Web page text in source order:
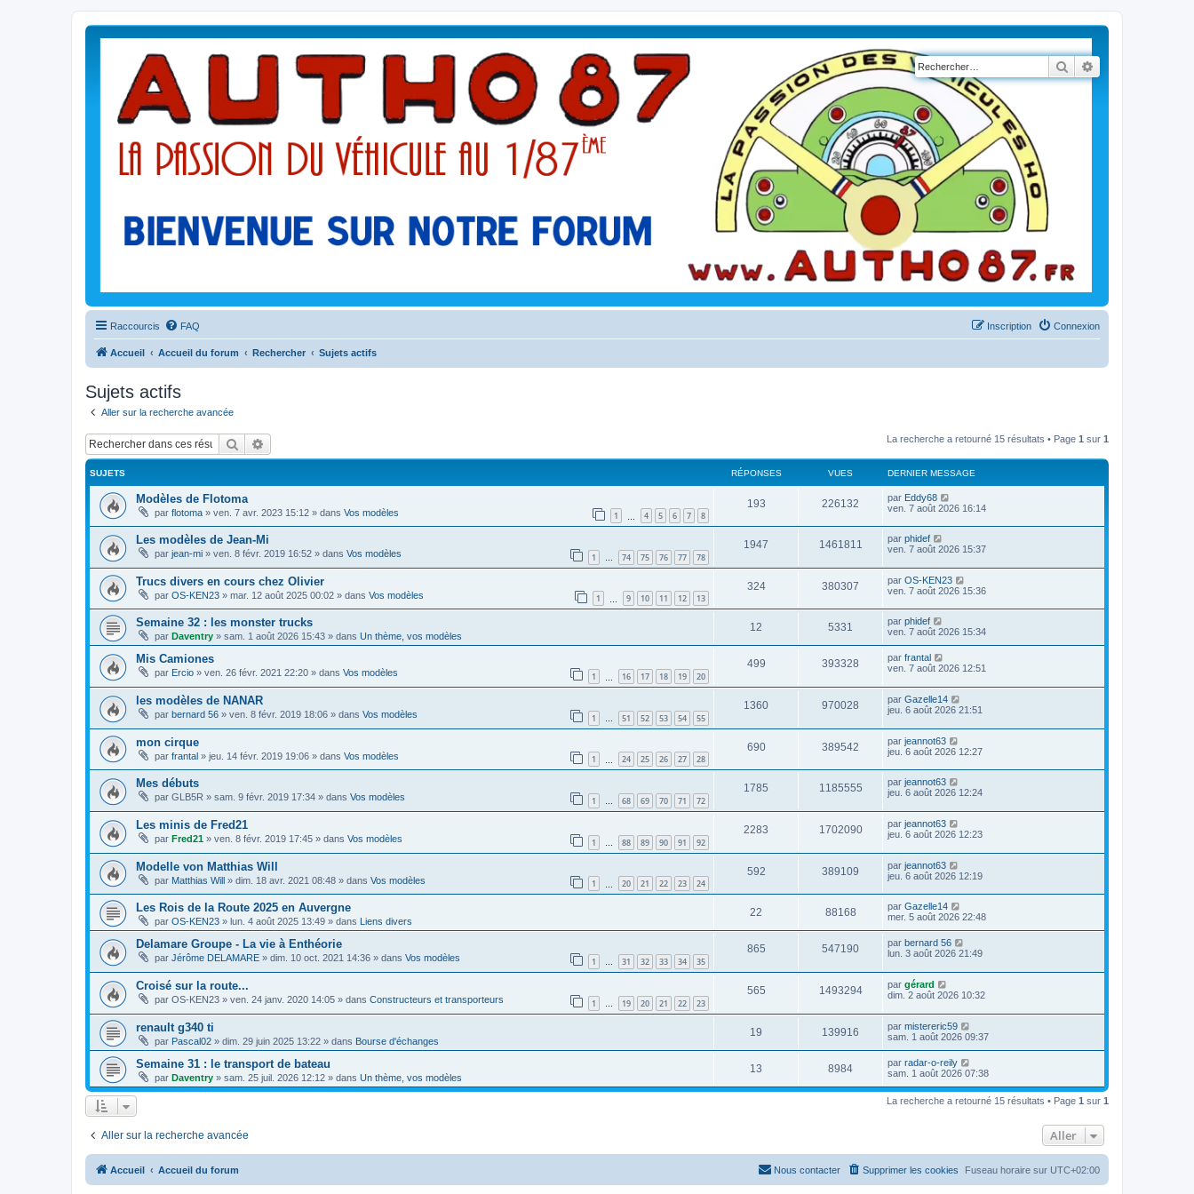
Rechercher
Raccourcis FAQ Connexion
Inscription
Accueil Accueil du forum Rechercher Sujets actifs
Sujets actifs
Aller sur la recherche avancée
Rechercher La recherche a retourné 15 résultats • Page 1 sur 1
SUJETS RÉPONSES VUES DERNIER MESSAGE
Modèles de Flotoma
par flotoma » ven. 7 avr. 2023 15:12 » dans Vos modèles 1 4 5 6 7 8
193 226132 par Eddy68
ven. 7 août 2026 16:14
Les modèles de Jean-Mi
par jean-mi » ven. 8 févr. 2019 16:52 » dans Vos modèles 1 … 74 75 76 77 78
1947 1461811 par phidef
ven. 7 août 2026 15:37
Trucs divers en cours chez Olivier
par OS-KEN23 » mar. 12 août 2025 00:02 » dans Vos modèles 1 9 10 11 12 13
324 380307 par OS-KEN23
ven. 7 août 2026 15:36
Semaine 32 : les monster trucks
par Daventry » sam. 1 août 2026 15:43 » dans Un thème, vos modèles
12 5331 par phidef
ven. 7 août 2026 15:34
Mis Camiones
par Ercio » ven. 26 févr. 2021 22:20 » dans Vos modèles 1 16 17 18 19 20
499 393328 par frantal
ven. 7 août 2026 12:51
les modèles de NANAR
par bernard 56 » ven. 8 févr. 2019 18:06 » dans Vos modèles 1 … 51 52 53 54 55
1360 970028 par Gazelle14
jeu. 6 août 2026 21:51
mon cirque
par frantal » jeu. 14 févr. 2019 19:06 » dans Vos modèles 1 24 25 26 27 28
690 389542 par jeannot63
jeu. 6 août 2026 12:27
Mes débuts
par GLB5R » sam. 9 févr. 2019 17:34 » dans Vos modèles 1 … 68 69 70 71 72
1785 1185555 par jeannot63
jeu. 6 août 2026 12:24
Les minis de Fred21
par Fred21 » ven. 8 févr. 2019 17:45 » dans Vos modèles 1 … 88 89 90 91 92
2283 1702090 par jeannot63
jeu. 6 août 2026 12:23
Modelle von Matthias Will
par Matthias Will » dim. 18 avr. 2021 08:48 » dans Vos modèles 1 20 21 22 23 24
592 389109 par jeannot63
jeu. 6 août 2026 12:19
Les Rois de la Route 2025 en Auvergne
par OS-KEN23 » lun. 4 août 2025 13:49 » dans Liens divers
22 88168 par Gazelle14
mer. 5 août 2026 22:48
Delamare Groupe - La vie à Enthéorie
par Jérôme DELAMARE » dim. 10 oct. 2021 14:36 » dans Vos modèles 1 … 31 32 33 34 35
865 547190 par bernard 56
lun. 3 août 2026 21:49
Croisé sur la route...
par OS-KEN23 » ven. 24 janv. 2020 14:05 » dans Constructeurs et transporteurs 1 … 19 20 21 22 23
565 1493294 par gérard
dim. 2 août 2026 10:32
renault g340 ti
par Pascal02 » dim. 29 juin 2025 13:22 » dans Bourse d'échanges
19 139916 par mistereric59
sam. 1 août 2026 09:37
Semaine 31 : le transport de bateau
par Daventry » sam. 25 juil. 2026 12:12 » dans Un thème, vos modèles
13 8984 par radar-o-reily
sam. 1 août 2026 07:38
La recherche a retourné 15 résultats • Page 1 sur 1
Aller sur la recherche avancée Aller
Accueil Accueil du forum Fuseau horaire sur UTC+02:00
Supprimer les cookies
Nous contacter